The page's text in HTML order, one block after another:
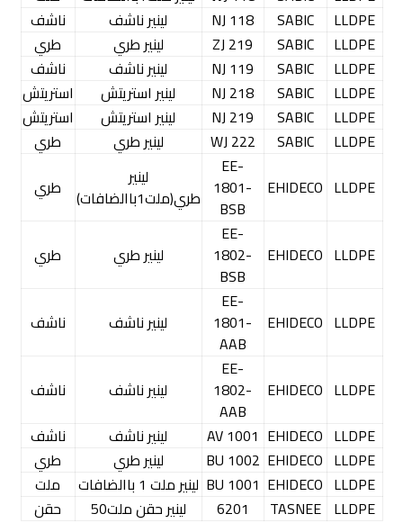
LLDPE
SABIC
118 NJ لينير ناشف
ناشف
LLDPE
SABIC
219 ZJ لينير طري
طري
LLDPE
SABIC
119 NJ لينير ناشف
ناشف
LLDPE
SABIC
218 NJ لينير استريتش
استريتش
LLDPE
SABIC
219 NJ لينير استريتش
استريتش
LLDPE
SABIC
222 WJ لينير طري
طري
LLDPE
EHIDECO
EE-
1801-
BSB
لينير
طري(ملت1باالضافات)
طري
LLDPE
EHIDECO
EE-
1802-
BSB
لينير طري طري
LLDPE
EHIDECO
EE-
1801-
AAB
لينير ناشف ناشف
LLDPE
EHIDECO
EE-
1802-
AAB
لينير ناشف
ناشف
LLDPE
EHIDECO
1001 AV لينير ناشف
ناشف
LLDPE
EHIDECO
1002 BU لينير طري
طري
LLDPE
EHIDECO
1001 BU لينير ملت 1 باالضافات
ملت
LLDPE
TASNEE
6201 لينير حقن ملت50 حقن